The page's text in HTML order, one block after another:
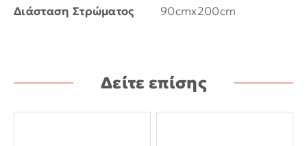
Διάσταση Στρώματος 90cmx200cm
Δείτε επίσης